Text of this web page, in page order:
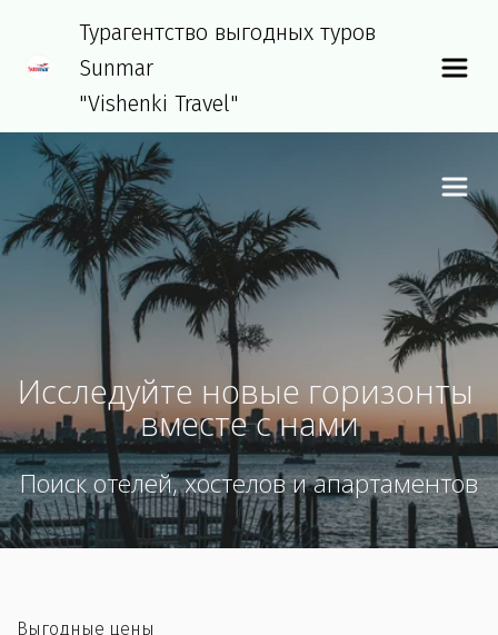
Турагентство выгодных туров
Sunmar
"Vishenki Travel"
Исследуйте новые горизонты
вместе с нами
Поиск отелей, хостелов и апартаментов
Выгодные цены